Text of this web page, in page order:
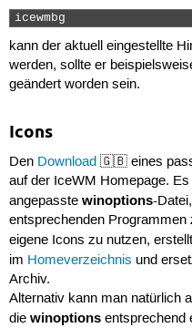
icewmbg
kann der aktuell eingestellte
werden, sollte er
geändert worden sein.
Icons
Den Download🇬🇧 eines
auf der IceWM Homepage.
angepasste winoptions-
entsprechenden
eigene Icons zu nutzen,
im Homeverzeichnis und
Archiv.
Alternativ kann man natürlich
die winoptionsentsprechend